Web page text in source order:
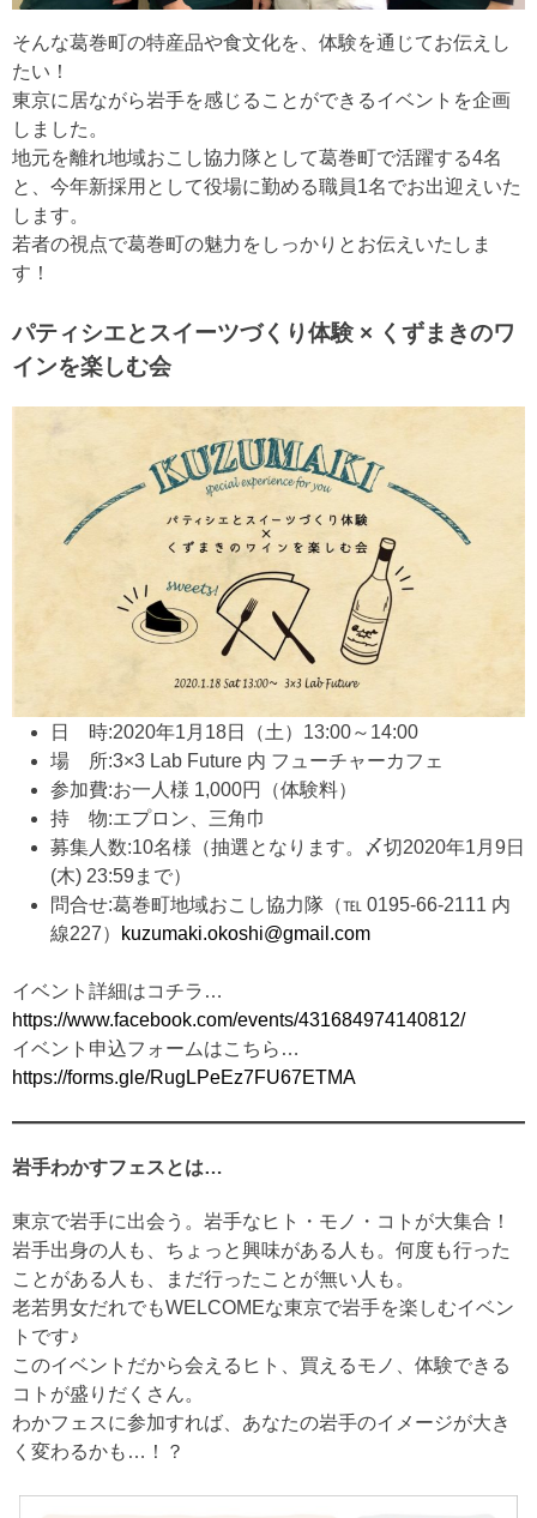
そんな葛巻町の特産品や食文化を、体験を通じてお伝えし
たい！
東京に居ながら岩手を感じることができるイベントを企画
しました。
地元を離れ地域おこし協力隊として葛巻町で活躍する4名
と、今年新採用として役場に勤める職員1名でお出迎えいた
します。
若者の視点で葛巻町の魅力をしっかりとお伝えいたしま
す！
パティシエとスイーツづくり体験 × くずまきのワ
インを楽しむ会
日 時:2020年1月18日（土）13:00～14:00
場 所:3×3 Lab Future 内 フューチャーカフェ
参加費:お一人様 1,000円（体験料）
持 物:エプロン、三角巾
募集人数:10名様（抽選となります。〆切2020年1月9日
(木) 23:59まで）
問合せ:葛巻町地域おこし協力隊（℡ 0195-66-2111 内
線227）
kuzumaki.okoshi@gmail.com
イベント詳細はコチラ…
https://www.facebook.com/events/431684974140812/
イベント申込フォームはこちら…
https://forms.gle/RugLPeEz7FU67ETMA
岩手わかすフェスとは…
東京で岩手に出会う。岩手なヒト・モノ・コトが大集合！
岩手出身の人も、ちょっと興味がある人も。何度も行った
ことがある人も、まだ行ったことが無い人も。
老若男女だれでもWELCOMEな東京で岩手を楽しむイベン
トです♪
このイベントだから会えるヒト、買えるモノ、体験できる
コトが盛りだくさん。
わかフェスに参加すれば、あなたの岩手のイメージが大き
く変わるかも…！？